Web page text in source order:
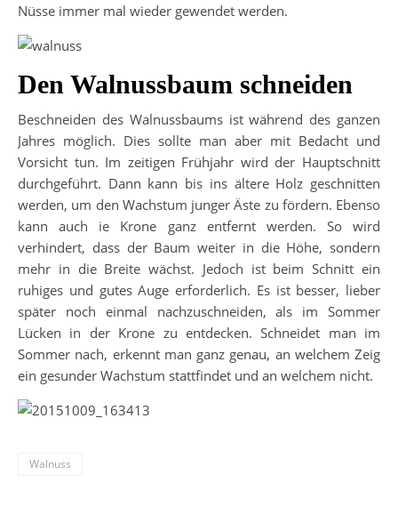
Nüsse immer mal wieder gewendet werden.
Den Walnussbaum schneiden
Beschneiden des Walnussbaums ist während des ganzen
Jahres möglich. Dies sollte man aber mit Bedacht und
Vorsicht tun. Im zeitigen Frühjahr wird der Hauptschnitt
durchgeführt. Dann kann bis ins ältere Holz geschnitten
werden, um den Wachstum junger Äste zu fördern. Ebenso
kann auch ie Krone ganz entfernt werden. So wird
verhindert, dass der Baum weiter in die Höhe, sondern
mehr in die Breite wächst. Jedoch ist beim Schnitt ein
ruhiges und gutes Auge erforderlich. Es ist besser, lieber
später noch einmal nachzuschneiden, als im Sommer
Lücken in der Krone zu entdecken. Schneidet man im
Sommer nach, erkennt man ganz genau, an welchem Zeig
ein gesunder Wachstum stattfindet und an welchem nicht.
Walnuss